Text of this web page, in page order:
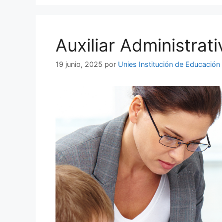
Auxiliar
19 junio, 2025 por Unies Institución de Educación